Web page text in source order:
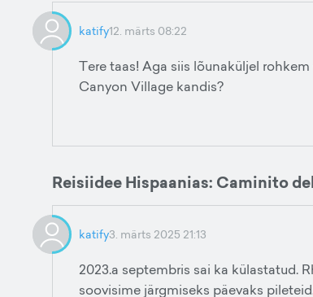
katify12. märts 08:22
Tere taas! Aga siis lõunaküljel
Canyon Village kandis?
Reisiidee Hispaanias: Caminito
katify3. märts 2025 21:13
2023.a septembris sai ka külastatud.
soovisime järgmiseks päevaks